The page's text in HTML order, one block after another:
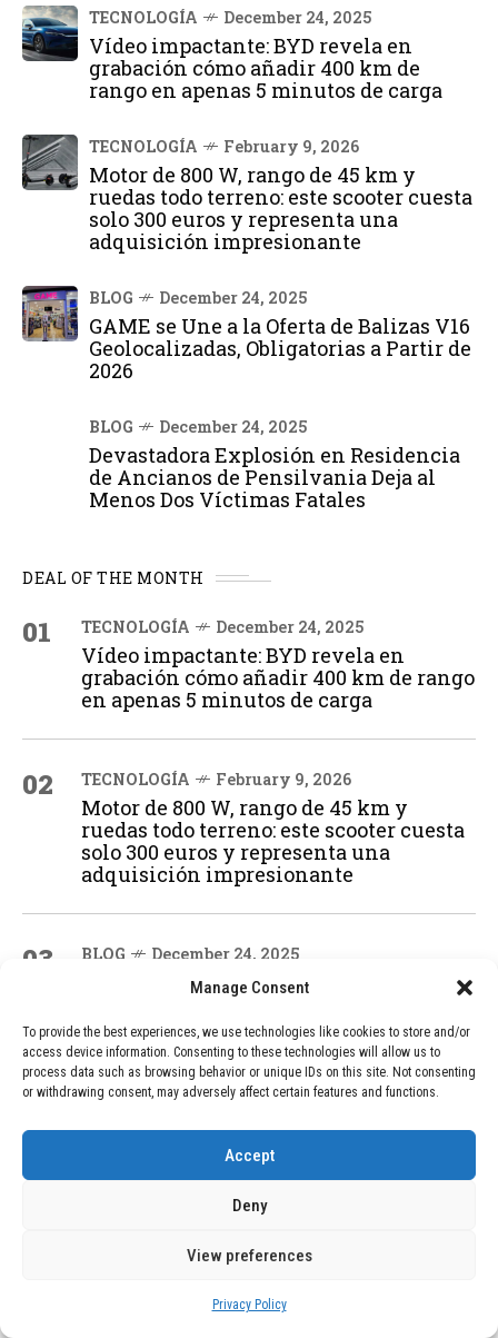
Manage Consent
To provide the best experiences, we use technologies like cookies to store and/or
access device information. Consenting to these technologies will allow us to
process data such as browsing behavior or unique IDs on this site. Not consenting
or withdrawing consent, may adversely affect certain features and functions.
Accept
Deny
View preferences
Privacy Policy
TECNOLOGÍA December 24, 2025
Vídeo impactante: BYD revela en
grabación cómo añadir 400 km de
rango en apenas 5 minutos de carga
TECNOLOGÍA February 9, 2026
Motor de 800 W, rango de 45 km y
ruedas todo terreno: este scooter cuesta
solo 300 euros y representa una
adquisición impresionante
BLOG December 24, 2025
GAME se Une a la Oferta de Balizas V16
Geolocalizadas, Obligatorias a Partir de
2026
BLOG December 24, 2025
Devastadora Explosión en Residencia
de Ancianos de Pensilvania Deja al
Menos Dos Víctimas Fatales
DEAL OF THE MONTH
01 TECNOLOGÍA December 24, 2025
Vídeo impactante: BYD revela en
grabación cómo añadir 400 km de rango
en apenas 5 minutos de carga
02 TECNOLOGÍA February 9, 2026
Motor de 800 W, rango de 45 km y
ruedas todo terreno: este scooter cuesta
solo 300 euros y representa una
adquisición impresionante
03 BLOG December 24, 2025
GAME se Une a la Oferta de Balizas V16
Geolocalizadas, Obligatorias a Partir de
2026
BLOG December 24, 2025
Devastadora Explosión en Residencia
de Ancianos de Pensilvania Deja al
Menos Dos Víctimas Fatales